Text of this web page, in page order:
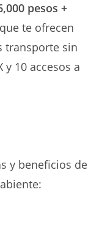
pesos +
te ofrecen
transporte sin
y 10 accesos a
y beneficios de